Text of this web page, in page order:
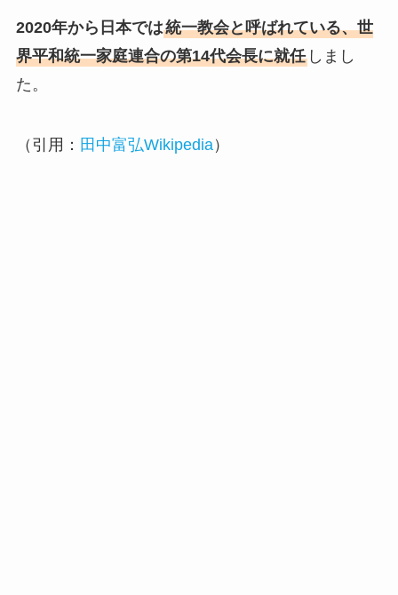
2020年から日本では統一教会と呼ばれている、世
界平和統一家庭連合の第14代会長に就任しまし
た。
（引用： 田中富弘Wikipedia）